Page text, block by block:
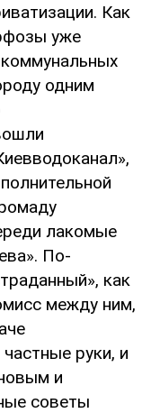
Как
уже
одним
лакомые
По-
как
между ним,
руки, и
и
советы